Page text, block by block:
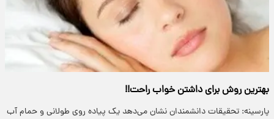
بهترین روش برای داشتن خواب راحت!!
پارسینه: تحقیقات دانشمندان نشان می‌دهد یک پیاده روی طولانی و حمام آب